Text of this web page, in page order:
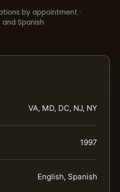
by appointment ·
Spanish
VA, MD, DC, NJ, NY
1997
English, Spanish